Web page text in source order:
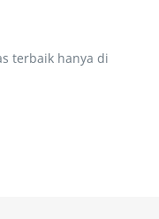
terbaik hanya di